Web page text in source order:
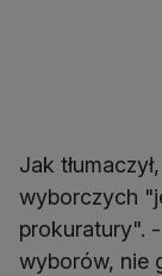
Jak
wyborczych
prokuratury".
wyborów, nie